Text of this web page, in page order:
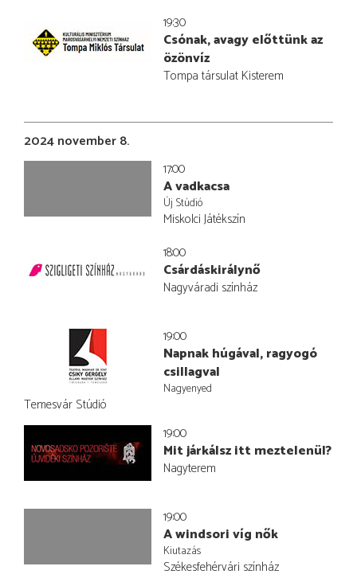
19:30
Csónak, avagy előttünk az
özönvíz
Tompa társulat Kisterem
2024 november 8.
17:00
A vadkacsa
Új Stúdió
Miskolci Játékszín
18:00
Csárdáskirálynő
Nagyváradi színház
19:00
Napnak húgával, ragyogó
csillagval
Nagyenyed
Temesvár Stúdió
19:00
Mit járkálsz itt meztelenül?
Nagyterem
19:00
A windsori víg nők
Kiutazás
Székesfehérvári színház